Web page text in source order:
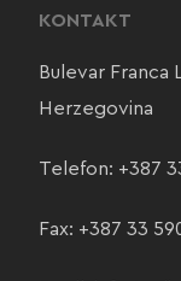
KONTAKT
Bulevar Franca
Herzegovina
Telefon: +387
Fax: +387 33